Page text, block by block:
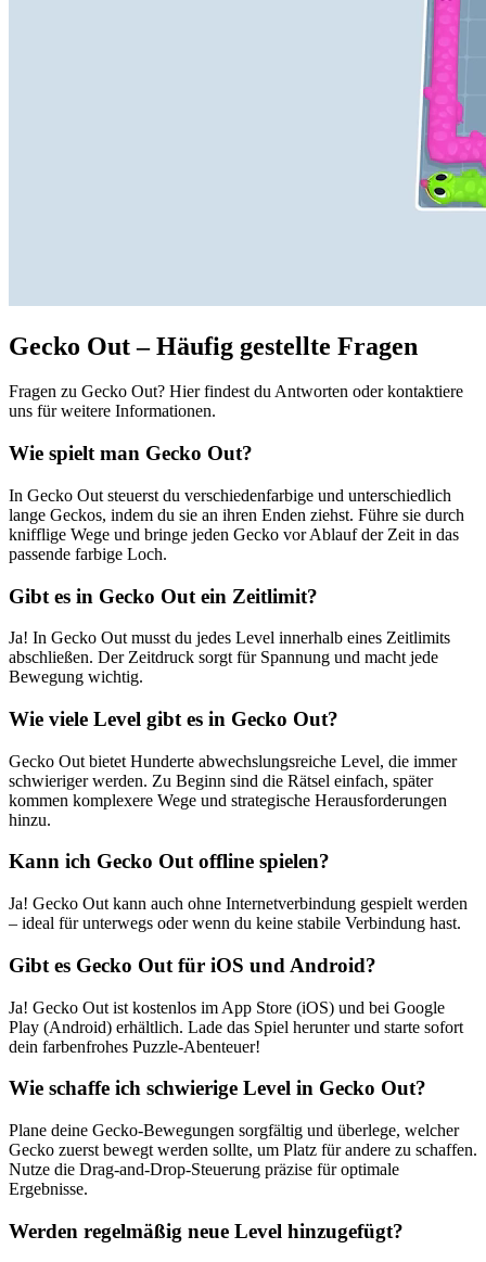
Gecko Out – Häufig gestellte Fragen
Fragen zu Gecko Out? Hier findest du Antworten oder kontaktiere
uns für weitere Informationen.
Wie spielt man Gecko Out?
In Gecko Out steuerst du verschiedenfarbige und unterschiedlich
lange Geckos, indem du sie an ihren Enden ziehst. Führe sie durch
knifflige Wege und bringe jeden Gecko vor Ablauf der Zeit in das
passende farbige Loch.
Gibt es in Gecko Out ein Zeitlimit?
Ja! In Gecko Out musst du jedes Level innerhalb eines Zeitlimits
abschließen. Der Zeitdruck sorgt für Spannung und macht jede
Bewegung wichtig.
Wie viele Level gibt es in Gecko Out?
Gecko Out bietet Hunderte abwechslungsreiche Level, die immer
schwieriger werden. Zu Beginn sind die Rätsel einfach, später
kommen komplexere Wege und strategische Herausforderungen
hinzu.
Kann ich Gecko Out offline spielen?
Ja! Gecko Out kann auch ohne Internetverbindung gespielt werden
– ideal für unterwegs oder wenn du keine stabile Verbindung hast.
Gibt es Gecko Out für iOS und Android?
Ja! Gecko Out ist kostenlos im App Store (iOS) und bei Google
Play (Android) erhältlich. Lade das Spiel herunter und starte sofort
dein farbenfrohes Puzzle-Abenteuer!
Wie schaffe ich schwierige Level in Gecko Out?
Plane deine Gecko-Bewegungen sorgfältig und überlege, welcher
Gecko zuerst bewegt werden sollte, um Platz für andere zu schaffen.
Nutze die Drag-and-Drop-Steuerung präzise für optimale
Ergebnisse.
Werden regelmäßig neue Level hinzugefügt?